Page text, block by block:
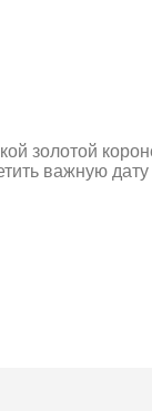
золотой
важную